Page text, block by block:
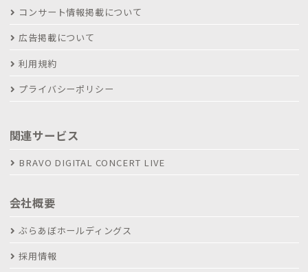
コンサート情報掲載について
広告掲載について
利用規約
プライバシーポリシー
関連サービス
BRAVO DIGITAL CONCERT LIVE
会社概要
ぶらあぼホールディングス
採用情報